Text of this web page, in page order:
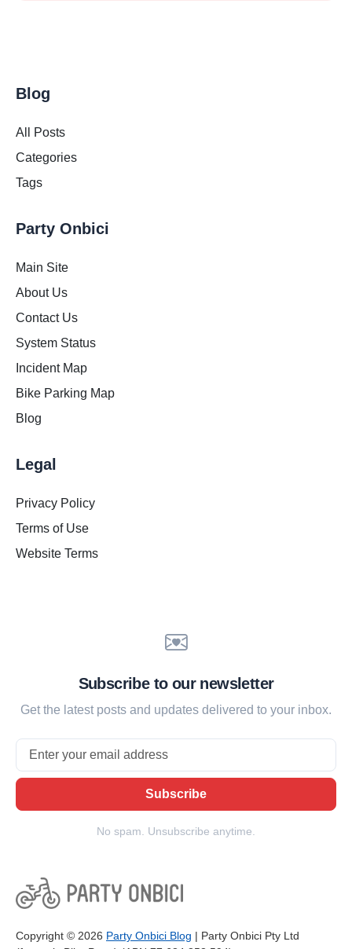
Blog
All Posts
Categories
Tags
Party Onbici
Main Site
About Us
Contact Us
System Status
Incident Map
Bike Parking Map
Blog
Legal
Privacy Policy
Terms of Use
Website Terms
Subscribe to our newsletter
Get the latest posts and updates delivered to your inbox.
Subscribe
No spam. Unsubscribe anytime.
Copyright © 2026 Party Onbici Blog | Party Onbici Pty Ltd